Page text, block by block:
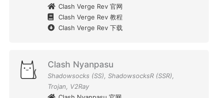
Clash Verge Rev 官网
Clash Verge Rev 教程
Clash Verge Rev 下载
Clash Nyanpasu
Shadowsocks (SS), ShadowsocksR (SSR),
Trojan, V2Ray